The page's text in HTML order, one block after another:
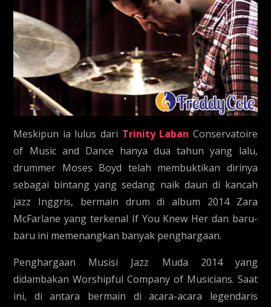
Meskipun ia lulus dari Trinity Laban Conservatoire
of Music and Dance hanya dua tahun yang lalu,
drummer Moses Boyd telah membuktikan dirinya
sebagai bintang yang sedang naik daun di kancah
jazz Inggris, bermain drum di album 2014 Zara
McFarlane yang terkenal If You Knew Her dan baru-
baru ini memenangkan banyak penghargaan.
Penghargaan Musisi Jazz Muda 2014 yang
didambakan Worshipful Company of Musicians. Saat
ini, di antara bermain di acara-acara legendaris